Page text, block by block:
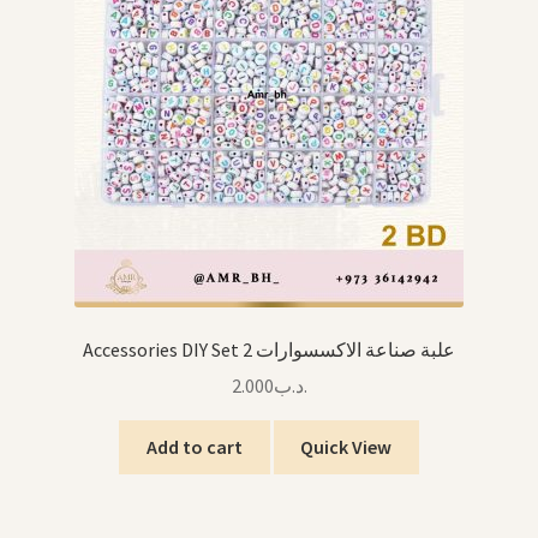
NUMBERS & MATHS الأعداد والحساب
LEGO المكعبات
KITCHEN ألعاب المطبخ
RAINBOW قوس قزح
WOODEN TOYS الألعاب الخشبية
Entertainment Toys ألعاب ترفيهية
Accessories DIY Set 2 علبة صناعة الاكسسوارات
.د.ب2.000
Add to cart Quick View